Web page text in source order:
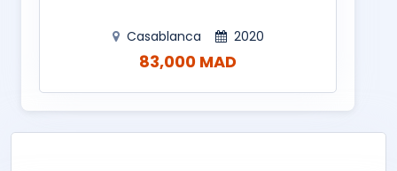
Casablanca 2020
83,000 MAD